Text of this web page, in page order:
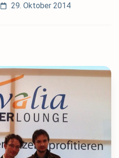
29. Oktober 2014